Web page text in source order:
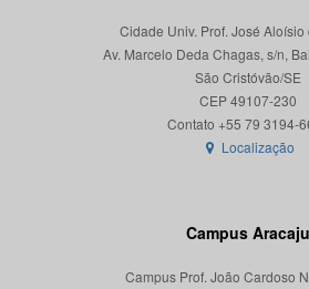
Cidade Univ. Prof. José Aloísio
Av. Marcelo Deda Chagas, s/n,
São Cristóvão/SE
CEP 49107-230
Localização
Campus Aracaju
Campus Prof. João Cardoso